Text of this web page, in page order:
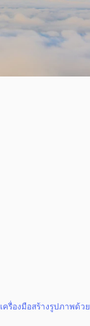
เครื่องมือสร้างรูปภาพด้ว